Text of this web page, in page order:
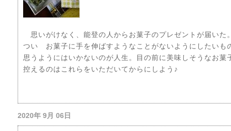
思いがけなく、能登の人からお菓子のプレゼントが届いた
つい お菓子に手を伸ばすようなことがないようにしたいも
思うようにはいかないのが人生。目の前に美味しそうなお
控えるのはこれらをいただいてからにしよう♪
2020年 9月 06日